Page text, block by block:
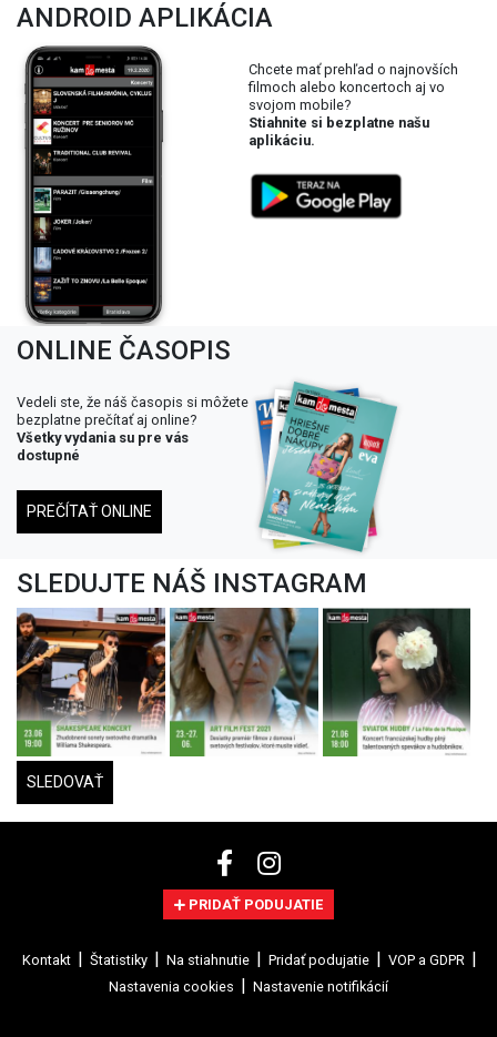
ANDROID APLIKÁCIA
Chcete mať prehľad o najnovších
filmoch alebo koncertoch aj vo
svojom mobile?
Stiahnite si bezplatne našu
aplikáciu.
ONLINE ČASOPIS
Vedeli ste, že náš časopis si môžete
bezplatne prečítať aj online?
Všetky vydania su pre vás
dostupné
PREČÍTAŤ ONLINE
SLEDUJTE NÁŠ INSTAGRAM
SLEDOVAŤ
PRIDAŤ PODUJATIE
Kontakt Štatistiky Na stiahnutie Pridať podujatie
VOP a GDPR
Nastavenia cookies
Nastavenie notifikácií